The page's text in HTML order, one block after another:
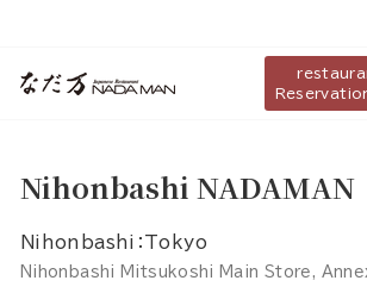
content
Nihonbashi NADAMAN
Nihonbashi：Tokyo
Nihonbashi Mitsukoshi Main Store,